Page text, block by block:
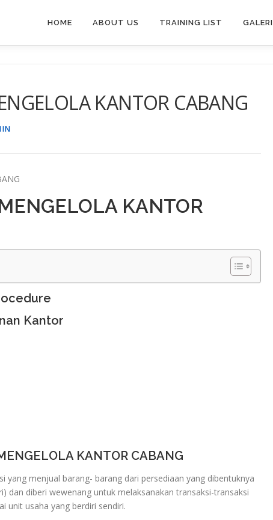
HOME ABOUT US TRAINING LIST GALERI
KANTOR CABANG
KANTOR
Kantor
KANTOR CABANG
yang menjual barang- barang dari persediaan yang dibentuknya
dan diberi wewenang untuk melaksanakan transaksi-transaksi
unit usaha yang berdiri sendiri.